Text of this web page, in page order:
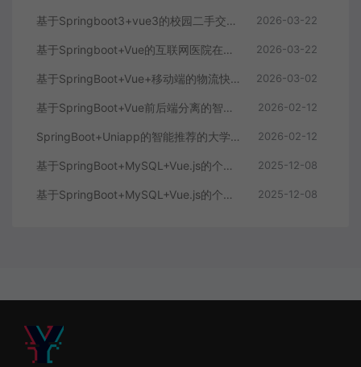
基于Springboot3+vue3的校园二手交易平台 2026-03-22
基于Springboot+Vue的互联网医院在线问诊系统 2026-03-22
基于SpringBoot+Vue+移动端的物流快递系统 2026-03-02
基于SpringBoot+Vue前后端分离的智能知识库问答系统 2026-02-12
SpringBoot+Uniapp的智能推荐的大学生社交平台 2026-02-12
基于SpringBoot+MySQL+Vue.js的个人健康管理系统(附论文) 2025-12-08
基于SpringBoot+MySQL+Vue.js的个性化推荐电商系统(附论文) 2025-12-08